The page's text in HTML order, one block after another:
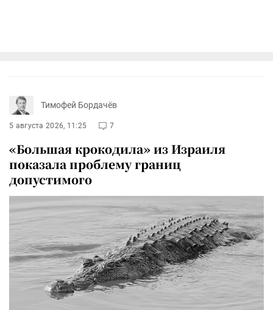
Тимофей Бордачёв
5 августа 2026, 11:25 7
«Большая крокодила» из Израиля
показала проблему границ
допустимого